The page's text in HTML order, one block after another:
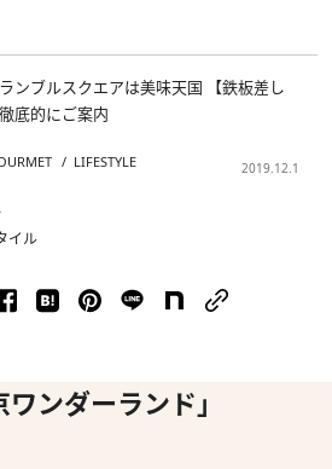
ンブルスクエアは美味天国 【鉄板差し
底的にご案内
LIFESTYLE 2019.12.1
イル
ンダーランド」